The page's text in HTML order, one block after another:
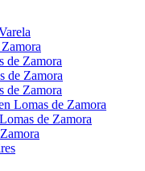
de Zamora
de Zamora
de Zamora
Lomas de Zamora
de Zamora